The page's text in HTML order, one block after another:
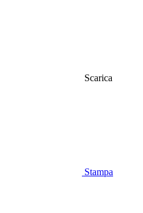
Scarica
Stampa